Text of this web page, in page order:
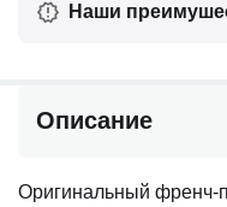
Наши
Описание
Оригинальный френч-